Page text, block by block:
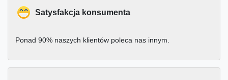
Satysfakcja konsumenta
Ponad 90% naszych klientów poleca nas innym.